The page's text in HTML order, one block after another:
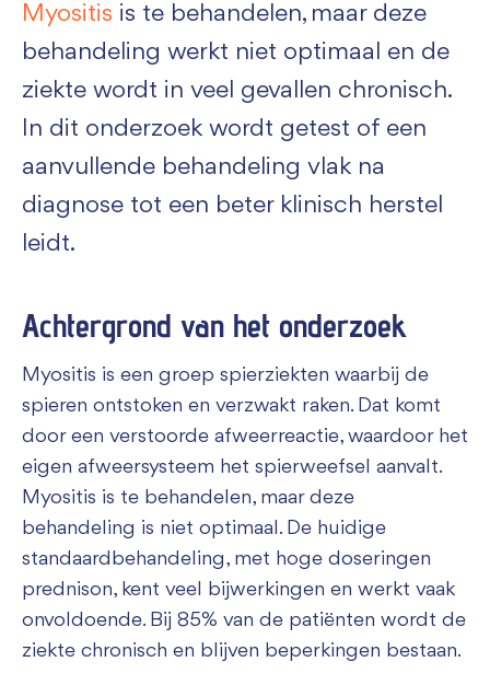
Myositis is te behandelen, maar deze
behandeling werkt niet optimaal en de
ziekte wordt in veel gevallen chronisch.
In dit onderzoek wordt getest of een
aanvullende behandeling vlak na
diagnose tot een beter klinisch herstel
leidt.
Achtergrond van het onderzoek
Myositis is een groep spierziekten waarbij de
spieren ontstoken en verzwakt raken. Dat komt
door een verstoorde afweerreactie, waardoor het
eigen afweersysteem het spierweefsel aanvalt.
Myositis is te behandelen, maar deze
behandeling is niet optimaal. De huidige
standaardbehandeling, met hoge doseringen
prednison, kent veel bijwerkingen en werkt vaak
onvoldoende. Bij 85% van de patiënten wordt de
ziekte chronisch en blijven beperkingen bestaan.